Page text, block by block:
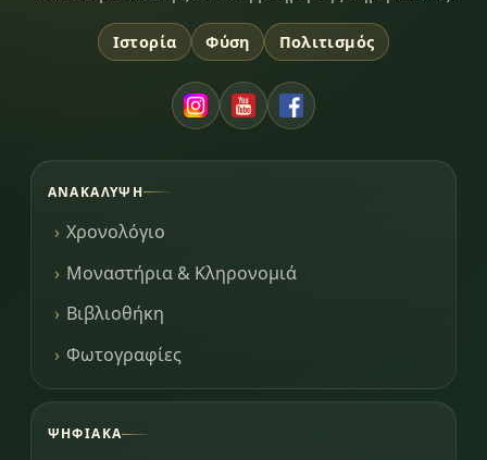
Ιστορία Φύση Πολιτισμός
ΑΝΑΚΆΛΥΨΗ
Χρονολόγιο
Μοναστήρια & Κληρονομιά
Βιβλιοθήκη
Φωτογραφίες
ΨΗΦΙΑΚΆ